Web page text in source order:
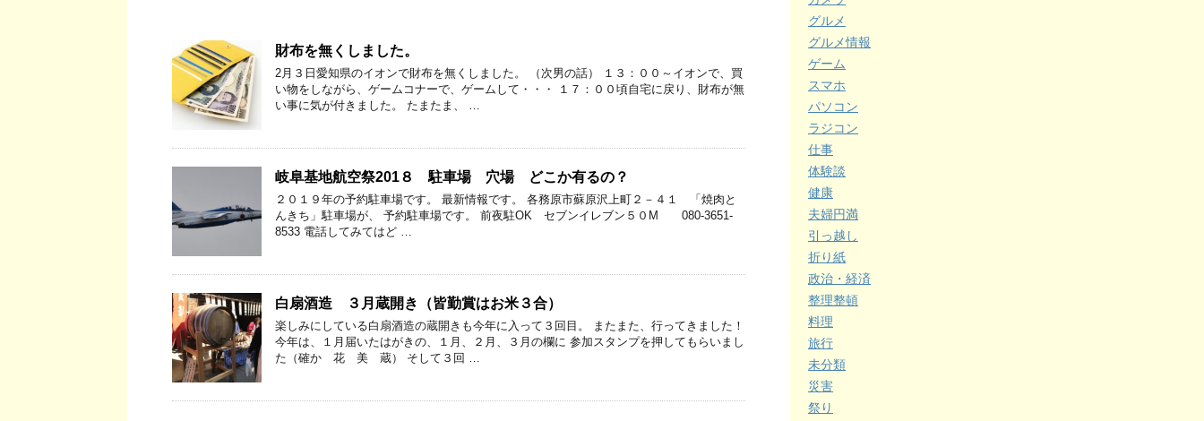
財布を無くしました。
2月３日愛知県のイオンで財布を無くしました。 （次男の話） １３：００～イオンで、買
い物をしながら、ゲームコナーで、ゲームして・・・ １７：００頃自宅に戻り、財布が無
い事に気が付きました。 たまたま、 …
岐阜基地航空祭201８ 駐車場 穴場 どこか有るの？
２０１９年の予約駐車場です。 最新情報です。 各務原市蘇原沢上町２－４１ 「焼肉と
んきち」駐車場が、 予約駐車場です。 前夜駐OK セブンイレブン５０M 080-3651-
8533 電話してみてはど …
白扇酒造 ３月蔵開き（皆勤賞はお米３合）
楽しみにしている白扇酒造の蔵開きも今年に入って３回目。 またまた、行ってきました！
今年は、１月届いたはがきの、１月、２月、３月の欄に 参加スタンプを押してもらいまし
た（確か 花 美 蔵） そして３回 …
グルメ
グルメ情報
ゲーム
スマホ
パソコン
ラジコン
仕事
体験談
健康
夫婦円満
引っ越し
折り紙
政治・経済
整理整頓
料理
旅行
未分類
災害
祭り